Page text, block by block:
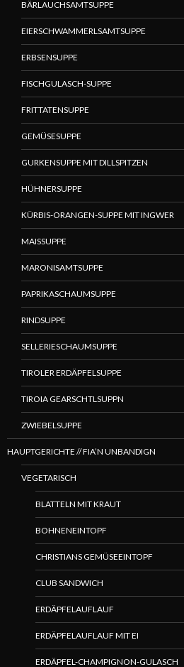
BÄRLAUCHSAMTSUPPE
EIERSCHWAMMERLSAMTSUPPE
ERBSENSUPPE
FISCHGULASCH-SUPPE
FRITTATENSUPPE
GEMÜSESUPPE
GURKENSUPPE MIT DILLSPITZEN
HÜHNERSUPPE
KÜRBIS-ORANGEN-SUPPE MIT INGWER
MAISSUPPE
MARONISAMTSUPPE
PAPRIKASCHAUMSUPPE
RINDSUPPE
SELLERIESCHAUMSUPPE
TIROLER ERDÄPFELSUPPE
TIROIA GEARSCHTLSUPPN
ZWIEBELSUPPE
HAUPTGERICHTE // FIA’N UNBANDIGN
VEGETARISCH
BLATTELN MIT KRAUT
BOHNENEINTOPF
CHRISTIANS GEMÜSEEINTOPF
CLUB SANDWICH
ERDÄPFELAUFLAUF
ERDÄPFELAUFLAUF MIT EI
ERDÄPFEL-CHAMPIGNON-GULASCH